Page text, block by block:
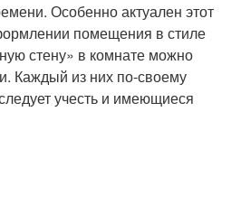
Особенно актуален этот
помещения в стиле
стену» в комнате можно
Каждый из них по-своему
учесть и имеющиеся